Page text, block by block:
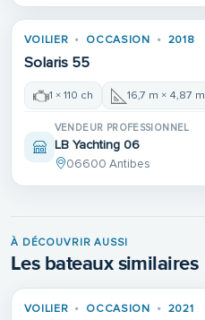
VOILIER OCCASION 2018
Solaris 55
1 × 110 ch 16,7 m × 4,87 m
VENDEUR PROFESSIONNEL
LB Yachting 06
06600 Antibes
À DÉCOUVRIR AUSSI
Les bateaux similaires
VOILIER OCCASION 2021